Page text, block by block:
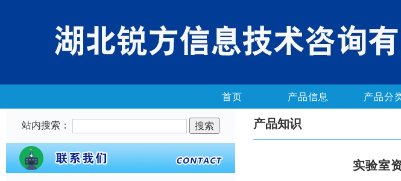
首页 产品信息 产品分
站内搜索： 产品知识
实验室